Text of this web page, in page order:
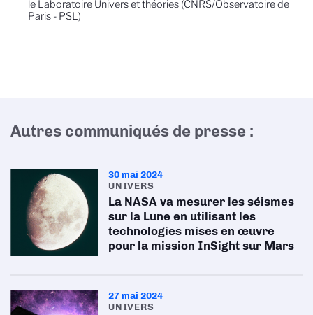
le Laboratoire Univers et théories (CNRS/Observatoire de
Paris - PSL)
Autres communiqués de presse :
30 mai 2024
UNIVERS
La NASA va mesurer les séismes
sur la Lune en utilisant les
technologies mises en œuvre
pour la mission InSight sur Mars
27 mai 2024
UNIVERS